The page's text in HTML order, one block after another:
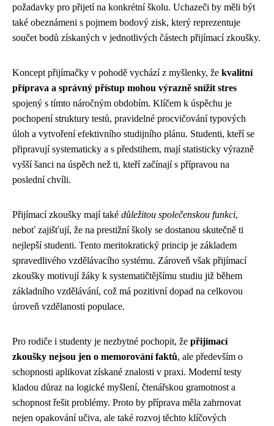
požadavky pro přijetí na konkrétní školu. Uchazeči by měli být
také obeznámeni s pojmem bodový zisk, který reprezentuje
součet bodů získaných v jednotlivých částech přijímací zkoušky.
Koncept přijímačky v pohodě vychází z myšlenky, že kvalitní
příprava a správný přístup mohou výrazně snížit stres
spojený s tímto náročným obdobím. Klíčem k úspěchu je
pochopení struktury testů, pravidelné procvičování typových
úloh a vytvoření efektivního studijního plánu. Studenti, kteří se
připravují systematicky a s předstihem, mají statisticky výrazně
vyšší šanci na úspěch než ti, kteří začínají s přípravou na
poslední chvíli.
Přijímací zkoušky mají také důležitou společenskou funkci,
neboť zajišťují, že na prestižní školy se dostanou skutečně ti
nejlepší studenti. Tento meritokratický princip je základem
spravedlivého vzdělávacího systému. Zároveň však přijímací
zkoušky motivují žáky k systematičtějšímu studiu již během
základního vzdělávání, což má pozitivní dopad na celkovou
úroveň vzdělanosti populace.
Pro rodiče i studenty je nezbytné pochopit, že přijímací
zkoušky nejsou jen o memorování faktů, ale především o
schopnosti aplikovat získané znalosti v praxi. Moderní testy
kladou důraz na logické myšlení, čtenářskou gramotnost a
schopnost řešit problémy. Proto by příprava měla zahrnovat
nejen opakování učiva, ale také rozvoj těchto klíčových